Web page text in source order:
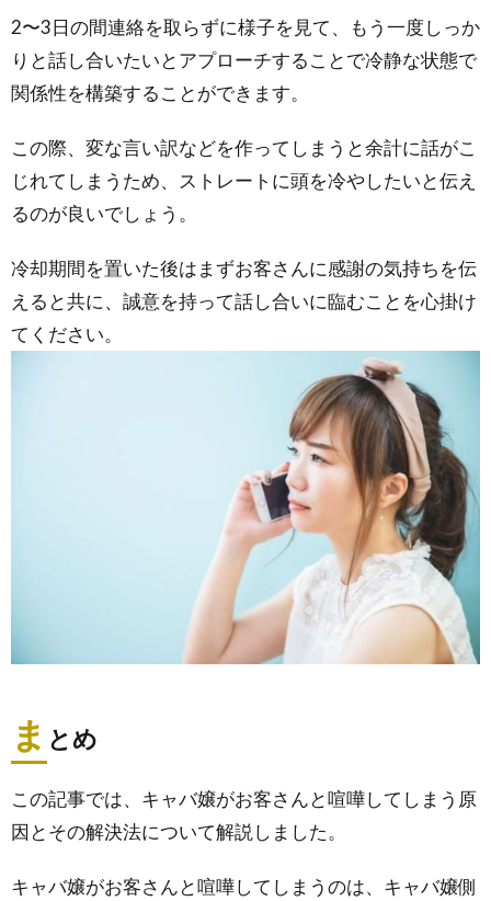
2〜3日の間連絡を取らずに様子を見て、もう一度しっか
りと話し合いたいとアプローチすることで冷静な状態で
関係性を構築することができます。
この際、変な言い訳などを作ってしまうと余計に話がこ
じれてしまうため、ストレートに頭を冷やしたいと伝え
るのが良いでしょう。
冷却期間を置いた後はまずお客さんに感謝の気持ちを伝
えると共に、誠意を持って話し合いに臨むことを心掛け
てください。
ま とめ
この記事では、キャバ嬢がお客さんと喧嘩してしまう原
因とその解決法について解説しました。
キャバ嬢がお客さんと喧嘩してしまうのは、キャバ嬢側